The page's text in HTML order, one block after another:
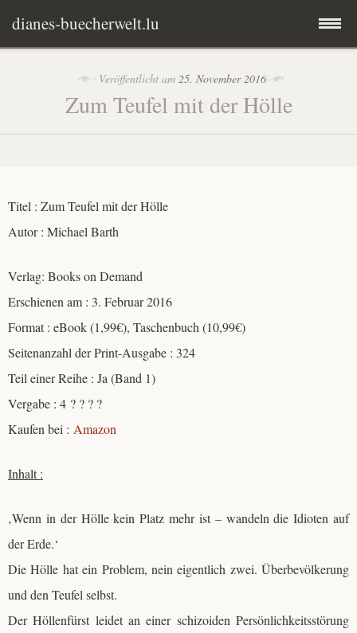
dianes-buecherwelt.lu
Herzlich Willkommen
Rezensionen
Lars Kepler
Pia Hepke
Peter Wohlleben
Impressum
Veröffentlicht am25. November 2016
Zum Teufel mit der Hölle
Titel : Zum Teufel mit der Hölle
Autor : Michael Barth
Verlag: Books on Demand
Erschienen am : 3. Februar 2016
Format : eBook (1,99€), Taschenbuch (10,99€)
Seitenanzahl der Print-Ausgabe : 324
Teil einer Reihe : Ja (Band 1)
Vergabe : 4 ? ? ? ?
Kaufen bei : Amazon
Inhalt :
‚Wenn in der Hölle kein Platz mehr ist – wandeln die Idioten auf
der Erde.‘
Die Hölle hat ein Problem, nein eigentlich zwei. Überbevölkerung
und den Teufel selbst.
Der Höllenfürst leidet an einer schizoiden Persönlichkeitsstörung